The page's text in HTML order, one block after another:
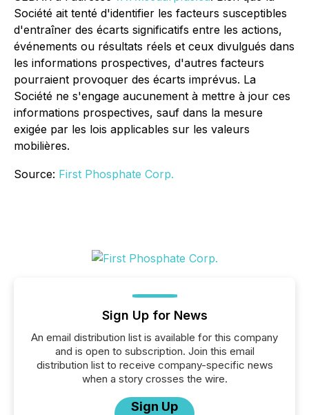
Société ait tenté d'identifier les facteurs susceptibles
d'entraîner des écarts significatifs entre les actions,
événements ou résultats réels et ceux divulgués dans
les informations prospectives, d'autres facteurs
pourraient provoquer des écarts imprévus. La
Société ne s'engage aucunement à mettre à jour ces
informations prospectives, sauf dans la mesure
exigée par les lois applicables sur les valeurs
mobilières.
Source: First Phosphate Corp.
Sign Up for News
An email distribution list is available for this company
and is open to subscription. Join this email
distribution list to receive company-specific news
when a story crosses the wire.
Sign Up